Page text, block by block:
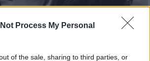
Process My Personal
of the sale, sharing to third parties, or